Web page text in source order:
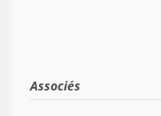
Associés